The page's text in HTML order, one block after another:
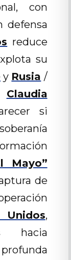
con
defensa
reduce
su
y Rusia /
Claudia
si
Mayo”
de
Unidos,
hacia